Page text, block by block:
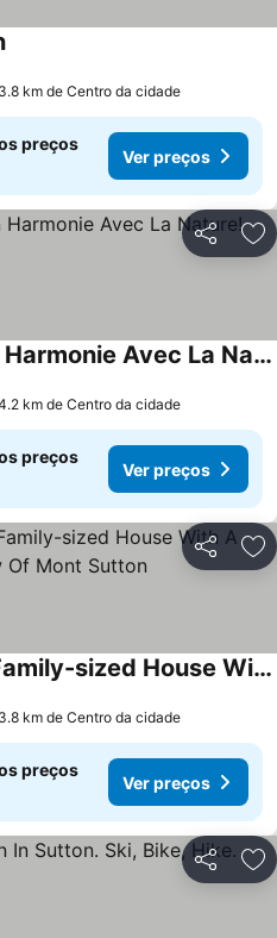
Ver preços
km de Centro da cidade
preços
Ver preços
Partilhar
Cabin Sutton 252 - En Harmonie Avec La Nature!
km de Centro da cidade
preços
Ver preços
Partilhar
5 Minutes To Sutton! Family-sized House With A Stunning View Of Mont Sutton
km de Centro da cidade
preços
Ver preços
Partilhar